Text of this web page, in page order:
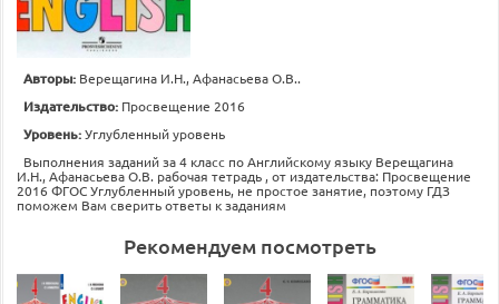
Авторы: Верещагина И.Н., Афанасьева О.В..
Издательство: Просвещение 2016
Уровень:Углубленный уровень
Выполнения заданий за 4 класс по Английскому языку Верещагина
И.Н., Афанасьева О.В. рабочая тетрадь , от издательства: Просвещение
2016 ФГОС Углубленный уровень, не простое занятие, поэтому ГДЗ
поможем Вам сверить ответы к заданиям
Рекомендуем посмотреть